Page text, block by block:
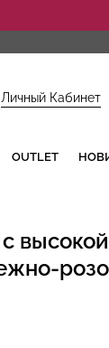
Личный Кабинет
OUTLET